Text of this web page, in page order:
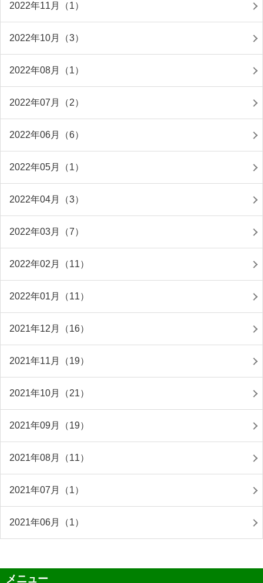
2022年11月（1）
2022年10月（3）
2022年08月（1）
2022年07月（2）
2022年06月（6）
2022年05月（1）
2022年04月（3）
2022年03月（7）
2022年02月（11）
2022年01月（11）
2021年12月（16）
2021年11月（19）
2021年10月（21）
2021年09月（19）
2021年08月（11）
2021年07月（1）
2021年06月（1）
メニュー